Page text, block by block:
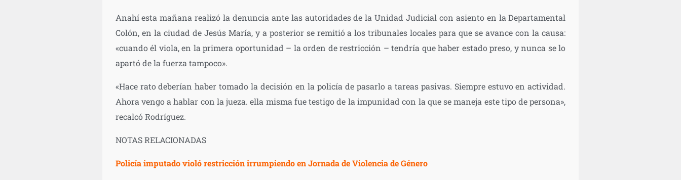
Anahí esta mañana realizó la denuncia ante las autoridades de la Unidad Judicial con asiento en la Departamental
Colón, en la ciudad de Jesús María, y a posterior se remitió a los tribunales locales para que se avance con la causa:
«cuando él viola, en la primera oportunidad – la orden de restricción – tendría que haber estado preso, y nunca se lo
apartó de la fuerza tampoco».
«Hace rato deberían haber tomado la decisión en la policía de pasarlo a tareas pasivas. Siempre estuvo en actividad.
Ahora vengo a hablar con la jueza. ella misma fue testigo de la impunidad con la que se maneja este tipo de persona»,
recalcó Rodríguez.
NOTAS RELACIONADAS
Policía imputado violó restricción irrumpiendo en Jornada de Violencia de Género